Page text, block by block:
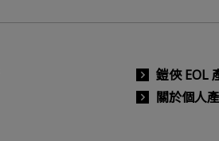
鎧俠 EOL
關於個人